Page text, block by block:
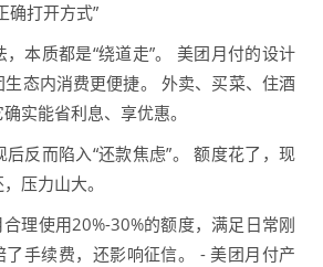
确打开方式”
本质都是“绕道走”。 美团月付的设计
态内消费更便捷。 外卖、买菜、住酒
实能省利息、享优惠。
反而陷入“还款焦虑”。 额度花了，现
压力山大。
理使用20%-30%的额度，满足日常刚
了手续费，还影响征信。 - 美团月付产